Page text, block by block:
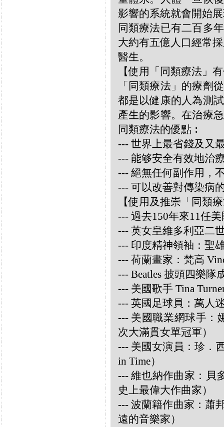
影響的系統就會開始
同類療法已有二百多
大約有五億人口經常
醫生。
【使用「同類療法」
「同類療法」的療劑
都是以健康的人為測
產生的影響。在治療
同類療法的優點︰
--- 世界上最省錢及又
--- 能够安全有效地治
--- 絕無任何副作用，
--- 可以改善對傳染病
【使用及推崇「同類
--- 過去150年來11任
--- 英女皇維多利亞二
--- 印度精神領袖：聖
--- 荷蘭畫家：梵高
--- Beatles 披頭四樂隊
--- 美國歌手 Tina
--- 英國足球員：萬人
--- 美國職業網球手：
次大滿貫女單冠軍）
--- 美國女演員：珍．
in Time）
--- 維也納作曲家：貝
史上最偉大作曲家）
--- 波蘭籍作曲家：蕭
遠的音樂家）